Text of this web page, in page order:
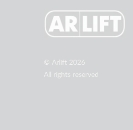
© Arlift 2026
All rights reserved